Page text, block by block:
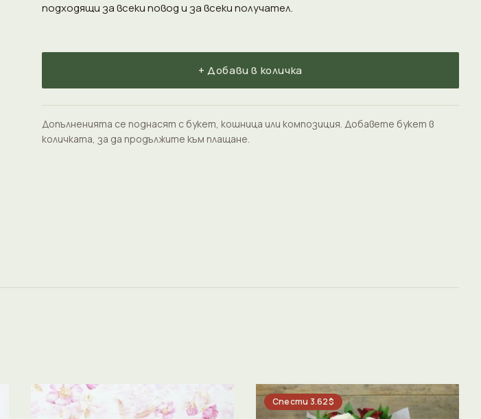
подходящи за всеки повод и за всеки получател.
+ Добави в количка
Допълненията се поднасят с букет, кошница или композиция. Добавете букет в
количката, за да продължите към плащане.
Спести 3.62$